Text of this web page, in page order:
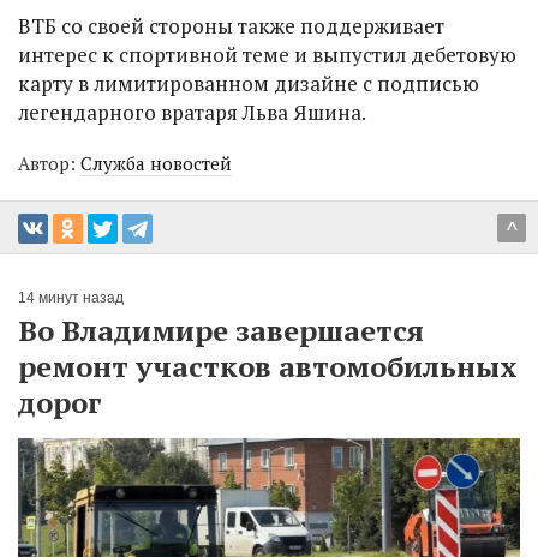
ВТБ со своей стороны также поддерживает
интерес к спортивной теме и выпустил дебетовую
карту в лимитированном дизайне с подписью
легендарного вратаря Льва Яшина.
Автор: Служба новостей
^
14 минут назад
Во Владимире завершается
ремонт участков автомобильных
дорог